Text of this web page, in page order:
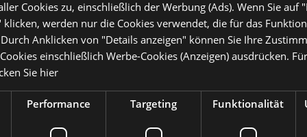
Cookies zu, einschließlich der Werbung (Ads). Wenn Sie auf
klicken, werden nur die Cookies verwendet, die für das
Anklicken von "Details anzeigen" können Sie Ihre
einschließlich Werbe-Cookies (Anzeigen) ausdrücken.
Sie hier
Performance Targeting Funktionalität